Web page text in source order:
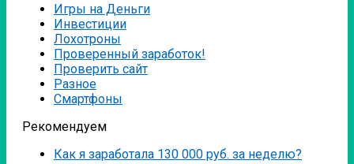
Игры на Деньги
Инвестиции
Лохотроны
Проверенный заработок!
Проверить сайт
Разное
Смартфоны
Рекомендуем
Как я заработала 130 000 руб. за неделю?